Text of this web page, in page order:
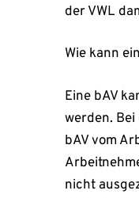
der VWL
Wie kann
Eine bAV
werden.
bAV vom
nicht